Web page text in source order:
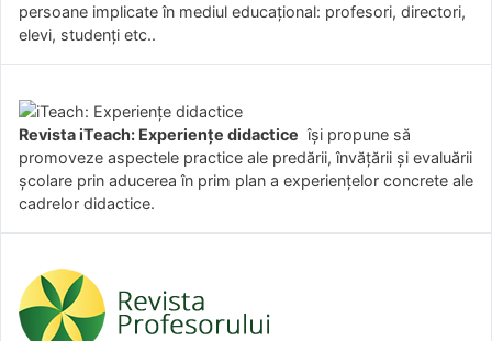
persoane implicate în mediul educațional: profesori, directori,
elevi, studenți etc..
Revista iTeach: Experienţe didactice îşi propune să
promoveze aspectele practice ale predării, învăţării şi evaluării
şcolare prin aducerea în prim plan a experienţelor concrete ale
cadrelor didactice.